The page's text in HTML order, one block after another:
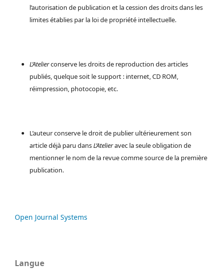
l’autorisation de publication et la cession des droits dans les
limites établies par la loi de propriété intellectuelle.
L’Atelierconserve les droits de reproduction des articles
publiés, quelque soit le support : internet, CD ROM,
réimpression, photocopie, etc.
L’auteur conserve le droit de publier ultérieurement son
article déjà paru dansL’Atelieravec la seule obligation de
mentionner le nom de la revue comme source de la première
publication.
Open Journal Systems
Langue